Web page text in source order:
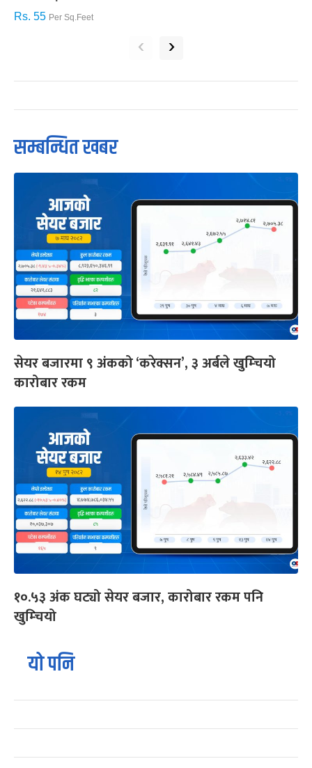
Rs. 55 Per Sq.Feet
‹ ›
सम्बन्धित खबर
सेयर बजारमा ९ अंकको ‘करेक्सन’, ३ अर्बले खुम्चियो
कारोबार रकम
१०.५३ अंक घट्यो सेयर बजार, कारोबार रकम पनि
खुम्चियो
यो पनि